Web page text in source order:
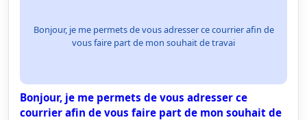
Bonjour, je me permets de vous adresser ce courrier afin de
vous faire part de mon souhait de travai
Bonjour, je me permets de vous adresser ce
courrier afin de vous faire part de mon souhait de